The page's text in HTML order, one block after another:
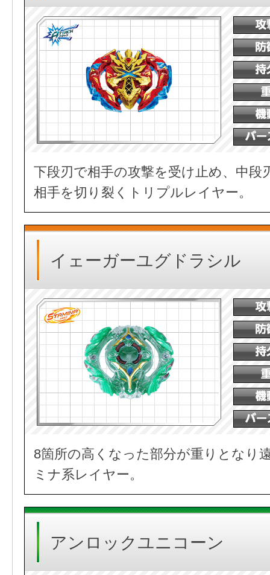
下段刃で相手の攻撃を受け止め、中段
相手を切り裂くトリプルレイヤー。
イェーガーユグドラシル
8箇所の高くなった部分が重りとなり
ミナ系レイヤー。
アンロックユニコーン